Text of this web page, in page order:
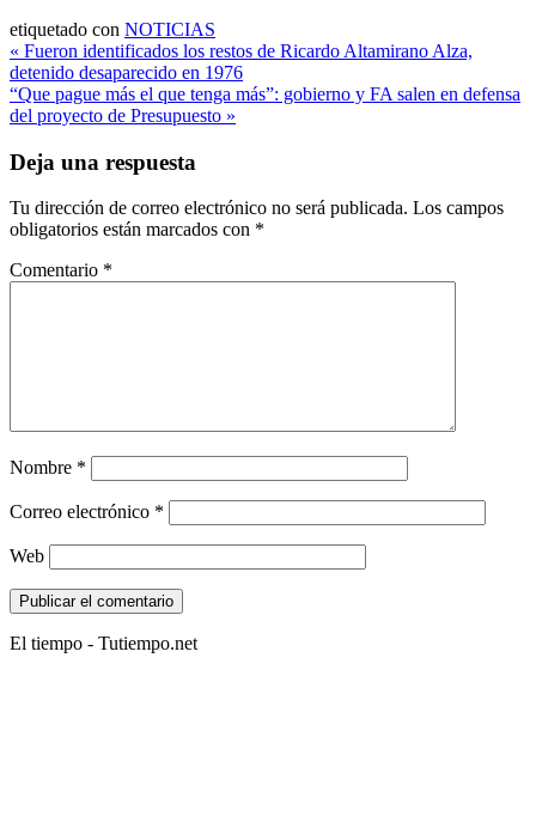
etiquetado con NOTICIAS
Navegación
de
entradas
« Fueron identificados los restos de Ricardo Altamirano Alza,
detenido desaparecido en 1976
“Que pague más el que tenga más”: gobierno y FA salen en defensa
del proyecto de Presupuesto »
Deja una respuesta
Tu dirección de correo electrónico no será publicada. Los campos
obligatorios están marcados con *
Comentario *
Nombre *
Correo electrónico *
Web
El tiempo - Tutiempo.net